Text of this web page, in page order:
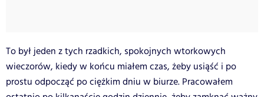
To był jeden z tych rzadkich, spokojnych wtorkowych
wieczorów, kiedy w końcu miałem czas, żeby usiąść i po
prostu odpocząć po ciężkim dniu w biurze. Pracowałem